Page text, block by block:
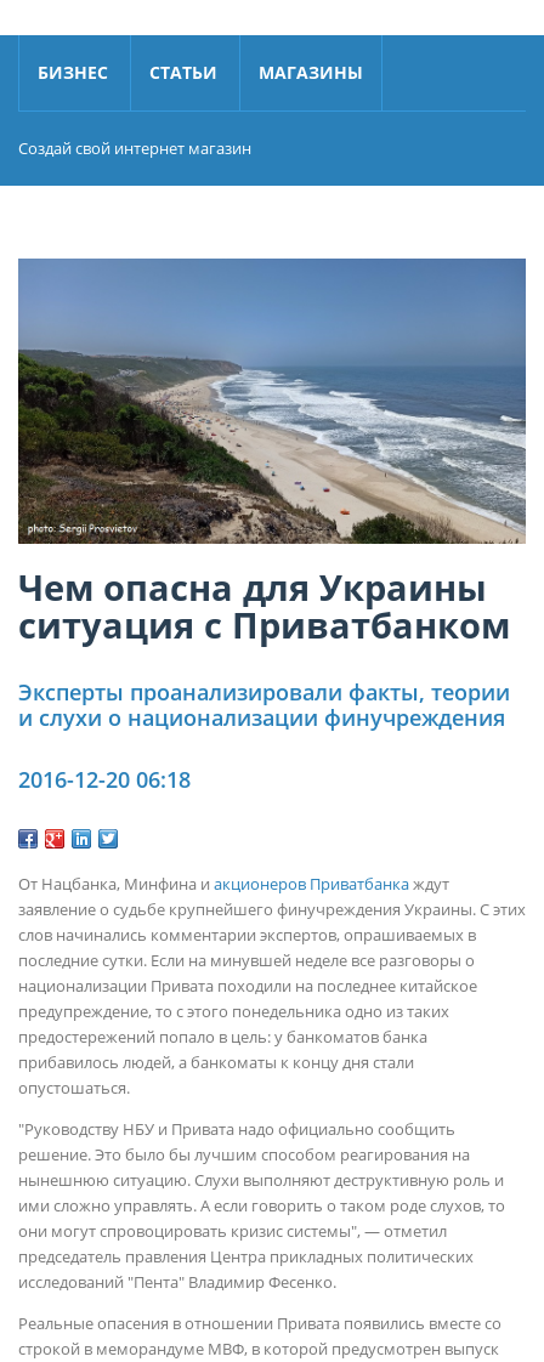
БИЗНЕС СТАТЬИ МАГАЗИНЫ
Создай свой интернет магазин
Чем опасна для Украины
ситуация с Приватбанком
Эксперты проанализировали факты, теории
и слухи о национализации финучреждения
2016-12-20 06:18
От Нацбанка, Минфина и акционеров Приватбанкаждут
заявление о судьбе крупнейшего финучреждения Украины. С этих
слов начинались комментарии экспертов, опрашиваемых в
последние сутки. Если на минувшей неделе все разговоры о
национализации Привата походили на последнее китайское
предупреждение, то с этого понедельника одно из таких
предостережений попало в цель: у банкоматов банка
прибавилось людей, а банкоматы к концу дня стали
опустошаться.
"Руководству НБУ и Привата надо официально сообщить
решение. Это было бы лучшим способом реагирования на
нынешнюю ситуацию. Слухи выполняют деструктивную роль и
ими сложно управлять. А если говорить о таком роде слухов, то
они могут спровоцировать кризис системы", — отметил
председатель правления Центра прикладных политических
исследований "Пента" Владимир Фесенко.
Реальные опасения в отношении Привата появились вместе со
строкой в меморандуме МВФ, в которой предусмотрен выпуск